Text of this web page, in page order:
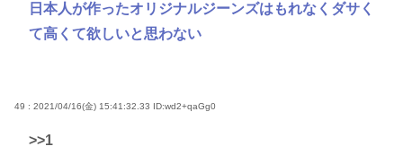
日本人が作ったオリジナルジーンズはもれなくダサく
て高くて欲しいと思わない
49 : 2021/04/16(金) 15:41:32.33 ID:wd2+qaGg0
>>1